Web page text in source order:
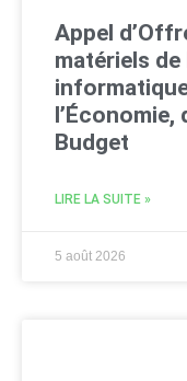
Appel
matériels
l’Économie,
Budget
LIRE LA SUITE »
5 août 2026